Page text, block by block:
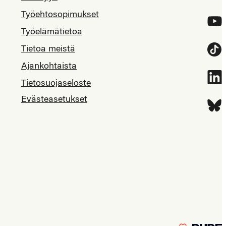
Työehtosopimukset
Työelämätietoa
Tietoa meistä
Ajankohtaista
Tietosuojaseloste
Evästeasetukset